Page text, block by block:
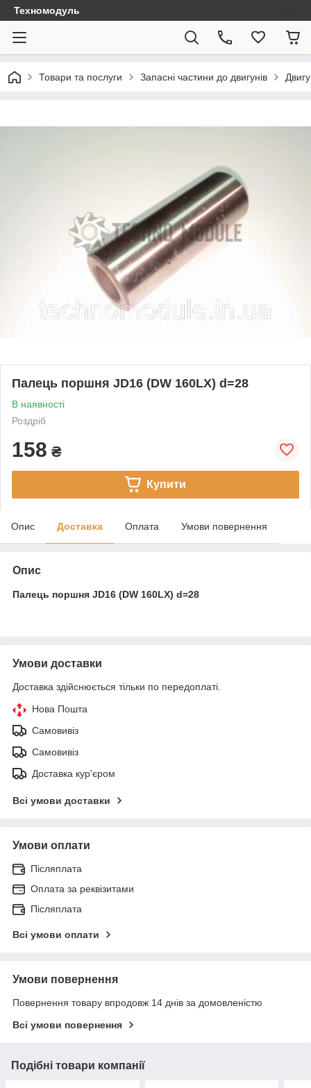
Техномодуль
Товари та послуги Запасні частини до двигунів
Палець поршня JD16 (DW 160LX) d=28
В наявності
Роздріб
158 ₴
Купити
Опис Доставка Оплата Умови повернення
Опис
Палець поршня JD16 (DW 160LX) d=28
Умови доставки
Доставка здійснюється тільки по передоплаті.
Нова Пошта
Самовивіз
Самовивіз
Доставка кур'єром
Всі умови доставки
Умови оплати
Післяплата
Оплата за реквізитами
Післяплата
Всі умови оплати
Умови повернення
Повернення товару впродовж 14 днів за домовленістю
Всі умови повернення
Подібні товари компанії